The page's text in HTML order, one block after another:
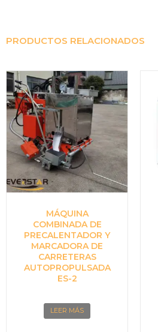
PRODUCTOS RELACIONADOS
MÁQUINA
COMBINADA DE
PRECALENTADOR Y
MARCADORA DE
CARRETERAS
AUTOPROPULSADA
ES-2
LEER MÁS